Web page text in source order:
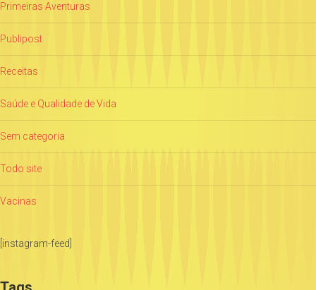
Primeiras Aventuras
Publipost
Receitas
Saúde e Qualidade de Vida
Sem categoria
Todo site
Vacinas
[instagram-feed]